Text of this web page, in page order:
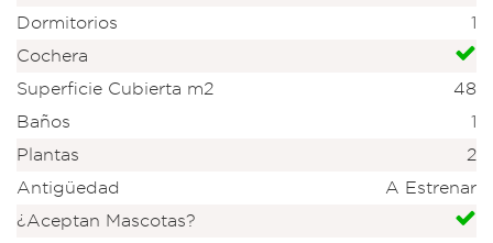
Dormitorios
1
Cochera
Superficie Cubierta m2
48
Baños
1
Plantas
2
Antigüedad
A Estrenar
¿Aceptan Mascotas?